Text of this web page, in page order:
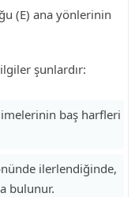
(E) ana yönlerinin
şunlardır:
baş harfleri
ilerlendiğinde,
bulunur.